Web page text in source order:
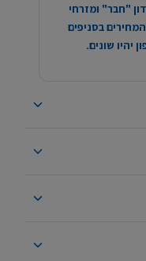
"חבר" ומזרחי
בסניפים
יהיו שונים.